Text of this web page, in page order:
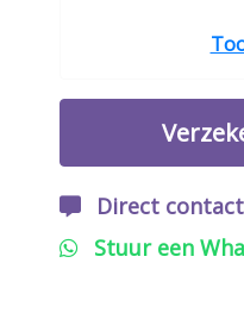
Direct
Stuur een